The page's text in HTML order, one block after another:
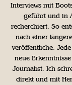
Interviews mit
geführt und in
recherchiert. So
nach einer
veröffentliche.
neue
Journalist. Ich
direkt und mit